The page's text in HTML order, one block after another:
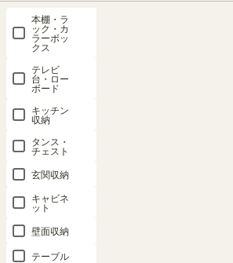
本棚・ラ
ック・カ
ラーボッ
クス
テレビ
台・ロー
ボード
キッチン
収納
タンス・
チェスト
玄関収納
キャビネ
ット
壁面収納
テーブル